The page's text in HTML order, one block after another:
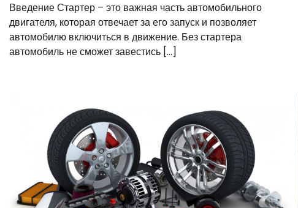
Введение Стартер – это важная часть автомобильного
двигателя, которая отвечает за его запуск и позволяет
автомобилю включиться в движение. Без стартера
автомобиль не сможет завестись […]